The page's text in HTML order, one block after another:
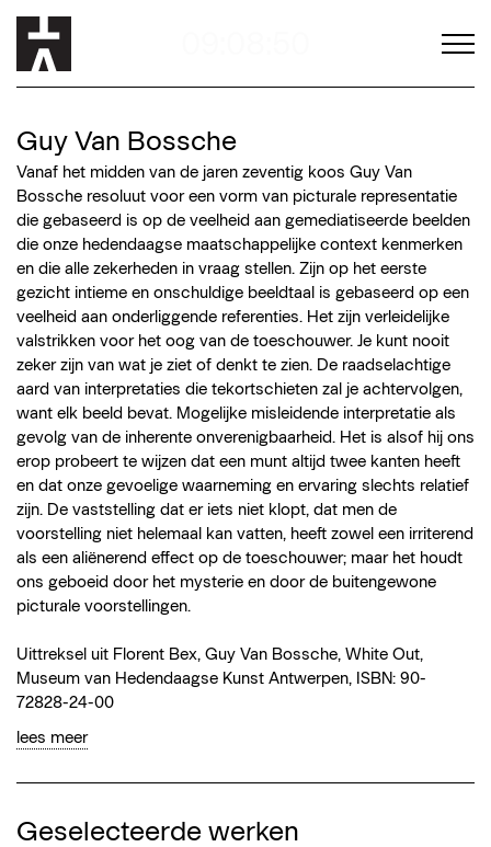
Guy Van Bossche
Vanaf het midden van de jaren zeventig koos Guy Van
Bossche resoluut voor een vorm van picturale representatie
die gebaseerd is op de veelheid aan gemediatiseerde beelden
die onze hedendaagse maatschappelijke context kenmerken
en die alle zekerheden in vraag stellen. Zijn op het eerste
gezicht intieme en onschuldige beeldtaal is gebaseerd op een
veelheid aan onderliggende referenties. Het zijn verleidelijke
valstrikken voor het oog van de toeschouwer. Je kunt nooit
zeker zijn van wat je ziet of denkt te zien. De raadselachtige
aard van interpretaties die tekortschieten zal je achtervolgen,
want elk beeld bevat. Mogelijke misleidende interpretatie als
gevolg van de inherente onverenigbaarheid. Het is alsof hij ons
erop probeert te wijzen dat een munt altijd twee kanten heeft
en dat onze gevoelige waarneming en ervaring slechts relatief
zijn. De vaststelling dat er iets niet klopt, dat men de
voorstelling niet helemaal kan vatten, heeft zowel een irriterend
als een aliënerend effect op de toeschouwer; maar het houdt
ons geboeid door het mysterie en door de buitengewone
picturale voorstellingen.
Uittreksel uit Florent Bex, Guy Van Bossche, White Out,
Museum van Hedendaagse Kunst Antwerpen, ISBN: 90-
72828-24-00
lees meer
Geselecteerde werken